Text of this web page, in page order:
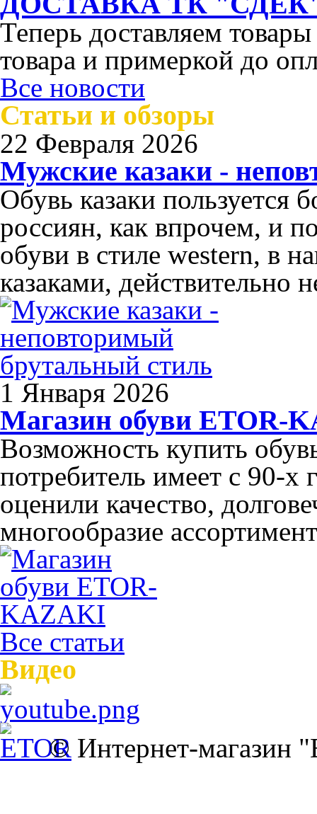
Теперь доставляем
товара и примеркой до
Все новости
Статьи и обзоры
22 Февраля 2026
Мужские казаки -
Обувь казаки пользуется
россиян, как впрочем, и
обуви в стиле western, в
казаками, действительно
1 Января 2026
Магазин обуви ETOR-
Возможность купить
потребитель имеет с 90-х
оценили качество,
многообразие
Все статьи
Видео
© Интернет-